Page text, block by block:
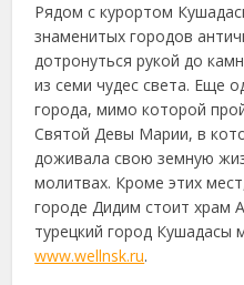
Рядом с курортом
знаменитых городов
дотронуться рукой до
из семи чудес света. Еще
города, мимо которой
Святой Девы Марии, в
доживала свою земную
молитвах. Кроме этих
городе Дидим стоит храм
турецкий город Кушадасы
www.wellnsk.ru.